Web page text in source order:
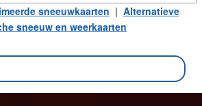
sneeuwkaarten | Alternatieve
sneeuw en weerkaarten